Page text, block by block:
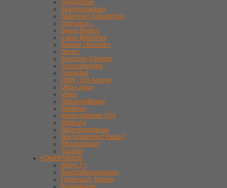
Signalgeber
Skalenscheiben
Skalenseil Seilantriebe
Schnurlos ...
Spass-Radios
s-plan Bibliothek
Stecker / Buchsen
Stereo
Synchron-Detektor
Tonbandgeräte
Tonmöbel
UKW - Der Anfang
Ultra-Linear
Video
Volksempfänger
Walkman
Weltempfänger / DX
Werbung
Widerstandskode
Wie funktioniert Radio?
Wissensstand
Youtube
KOMPENDIUM
INHALT >
Beschaffungsquellen
Fehlersuch-Tabelle
Reparaturen